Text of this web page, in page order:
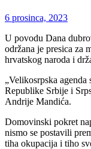
6 prosinca, 2023
U povodu Dana
održana je presica za
hrvatskog naroda i
„Velikosrpska
Republike Srbije i
Andrije Mandića.
Domovinski pokret
nismo se postavili
tiha okupacija i tiho